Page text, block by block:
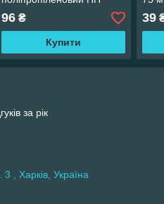
96₴
Купити
39
за рік
3 , Харків, Україна